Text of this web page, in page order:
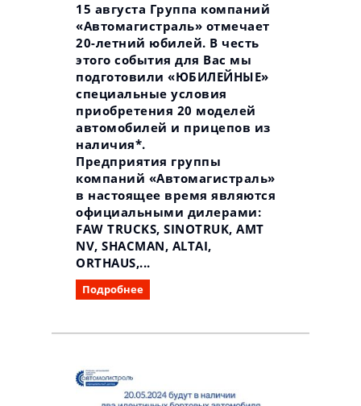
15 августа Группа компаний
«Автомагистраль» отмечает
20-летний юбилей. В честь
этого события для Вас мы
подготовили «ЮБИЛЕЙНЫЕ»
специальные условия
приобретения 20 моделей
автомобилей и прицепов из
наличия*.
Предприятия группы
компаний «Автомагистраль»
в настоящее время являются
официальными дилерами:
FAW TRUCKS, SINOTRUK, AMT
NV, SHACMAN, ALTAI,
ORTHAUS,...
Подробнее